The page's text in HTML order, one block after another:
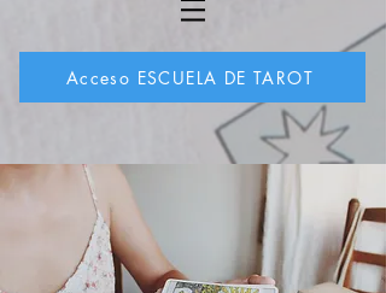
Acceso ESCUELA DE TAROT